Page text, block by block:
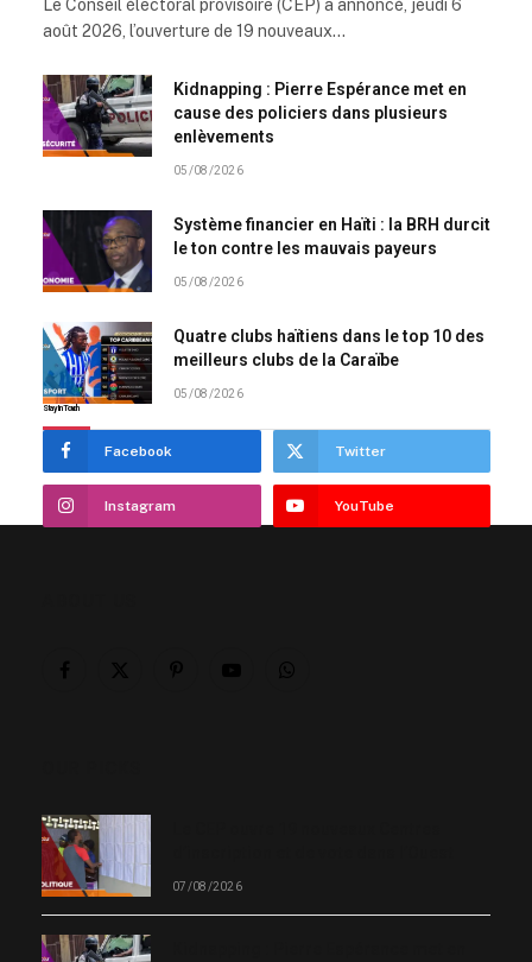
Le Conseil électoral provisoire (CEP) a annoncé, jeudi 6
août 2026, l’ouverture de 19 nouveaux…
Kidnapping : Pierre Espérance met en
cause des policiers dans plusieurs
enlèvements
05/08/2026
Système financier en Haïti : la BRH durcit
le ton contre les mauvais payeurs
05/08/2026
Quatre clubs haïtiens dans le top 10 des
meilleurs clubs de la Caraïbe
05/08/2026
Stay In Touch
Facebook Twitter
Instagram YouTube
07/08/2026